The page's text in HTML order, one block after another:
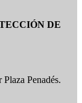
DE
Plaza Penadés.